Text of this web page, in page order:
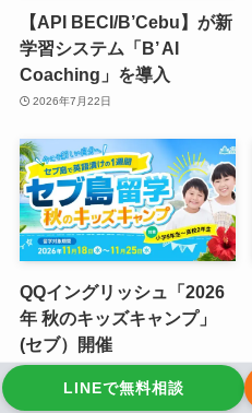
【API BECI/B’Cebu】が新
学習システム「B’ AI
Coaching」を導入
2026年7月22日
QQイングリッシュ「2026
年 秋のキッズキャンプ」
(セブ）開催
LINEで無料相談